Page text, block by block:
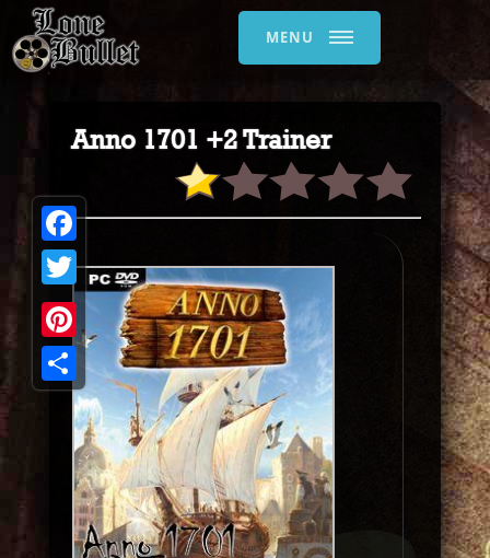
MENU
Anno 1701 +2 Trainer
Facebook
Twitter
Pinterest
Share